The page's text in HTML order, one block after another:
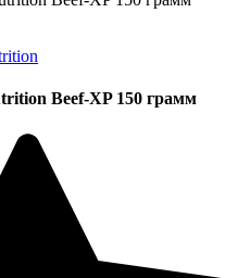
Beef-XP 150 грамм